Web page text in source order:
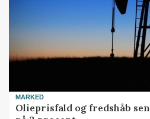
MARKED
Olieprisfald og fredshåb